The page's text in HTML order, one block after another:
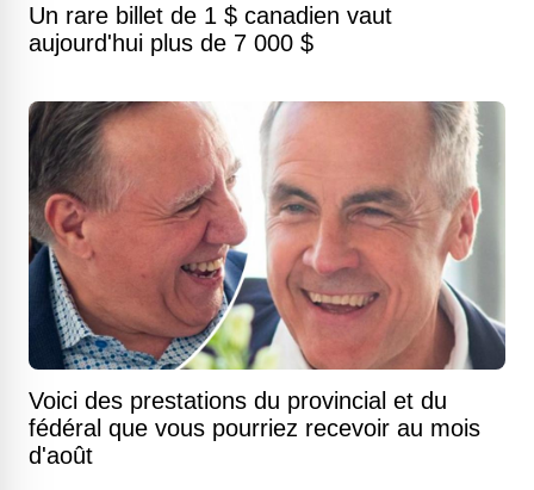
Un rare billet de 1 $ canadien vaut
aujourd'hui plus de 7 000 $
Voici des prestations du provincial et du
fédéral que vous pourriez recevoir au mois
d'août